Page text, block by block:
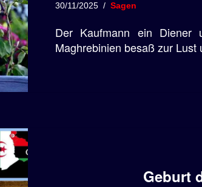
30/11/2025 Sagen
Der Kaufmann ein Diener
Maghrebinien besaß zur
Geburt